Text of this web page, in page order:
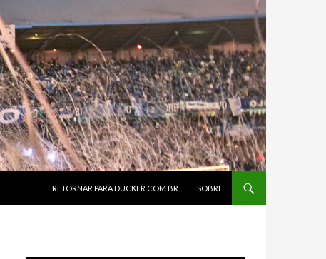
RETORNAR PARA DUCKER.COM.BR
SOBRE